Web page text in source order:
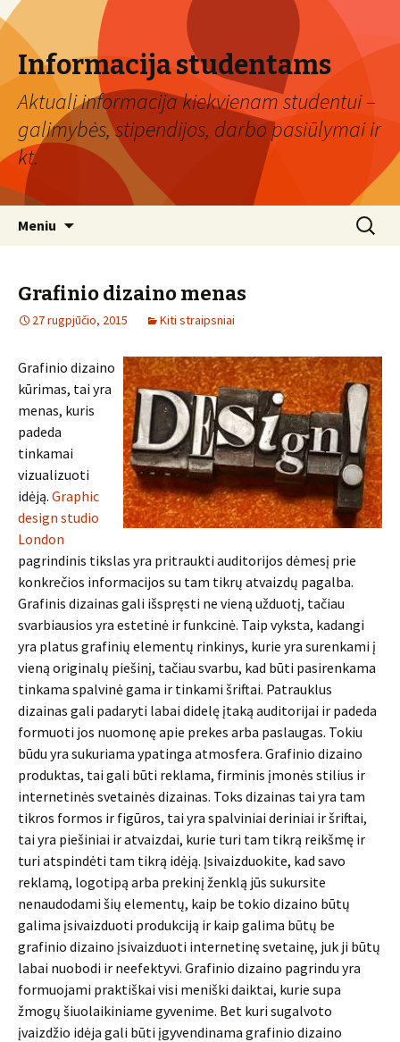
Informacija studentams
Aktuali informacija kiekvienam studentui –
galimybės, stipendijos, darbo pasiūlymai ir
kt.
Meniu Ieškoti:
Grafinio dizaino menas
27 rugpjūčio, 2015 Kiti straipsniai
Grafinio dizaino
kūrimas, tai yra
menas, kuris
padeda
tinkamai
vizualizuoti
idėją. Graphic
design studio
London
pagrindinis tikslas yra pritraukti auditorijos dėmesį prie
konkrečios informacijos su tam tikrų atvaizdų pagalba.
Grafinis dizainas gali išspręsti ne vieną užduotį, tačiau
svarbiausios yra estetinė ir funkcinė. Taip vyksta, kadangi
yra platus grafinių elementų rinkinys, kurie yra surenkami į
vieną originalų piešinį, tačiau svarbu, kad būti pasirenkama
tinkama spalvinė gama ir tinkami šriftai. Patrauklus
dizainas gali padaryti labai didelę įtaką auditorijai ir padeda
formuoti jos nuomonę apie prekes arba paslaugas. Tokiu
būdu yra sukuriama ypatinga atmosfera. Grafinio dizaino
produktas, tai gali būti reklama, firminis įmonės stilius ir
internetinės svetainės dizainas. Toks dizainas tai yra tam
tikros formos ir figūros, tai yra spalviniai deriniai ir šriftai,
tai yra piešiniai ir atvaizdai, kurie turi tam tikrą reikšmę ir
turi atspindėti tam tikrą idėją. Įsivaizduokite, kad savo
reklamą, logotipą arba prekinį ženklą jūs sukursite
nenaudodami šių elementų, kaip be tokio dizaino būtų
galima įsivaizduoti produkciją ir kaip galima būtų be
grafinio dizaino įsivaizduoti internetinę svetainę, juk ji būtų
labai nuobodi ir neefektyvi. Grafinio dizaino pagrindu yra
formuojami praktiškai visi meniški daiktai, kurie supa
žmogų šiuolaikiniame gyvenime. Bet kuri sugalvoto
įvaizdžio idėja gali būti įgyvendinama grafinio dizaino